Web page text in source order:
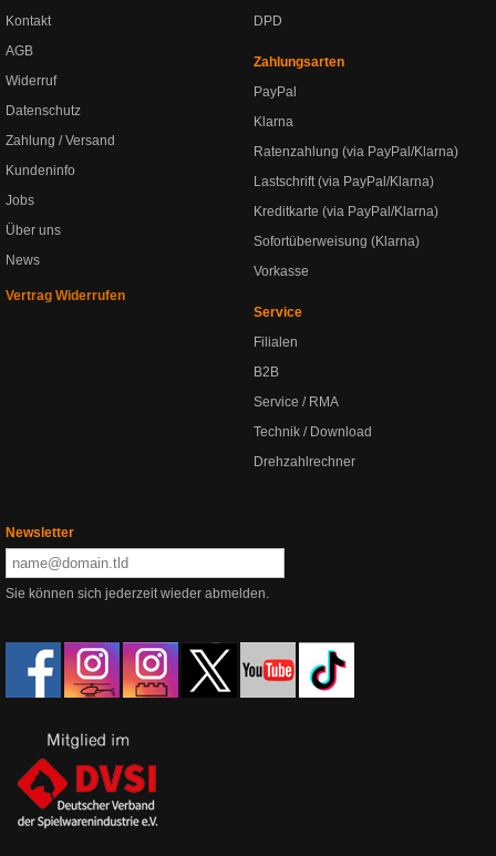
Kontakt
AGB
Widerruf
Datenschutz
Zahlung / Versand
Kundeninfo
Jobs
Über uns
News
Vertrag Widerrufen
DPD
Zahlungsarten
PayPal
Klarna
Ratenzahlung (via PayPal/Klarna)
Lastschrift (via PayPal/Klarna)
Kreditkarte (via PayPal/Klarna)
Sofortüberweisung (Klarna)
Vorkasse
Service
Filialen
B2B
Service / RMA
Technik / Download
Drehzahlrechner
Newsletter
Sie können sich jederzeit wieder abmelden.